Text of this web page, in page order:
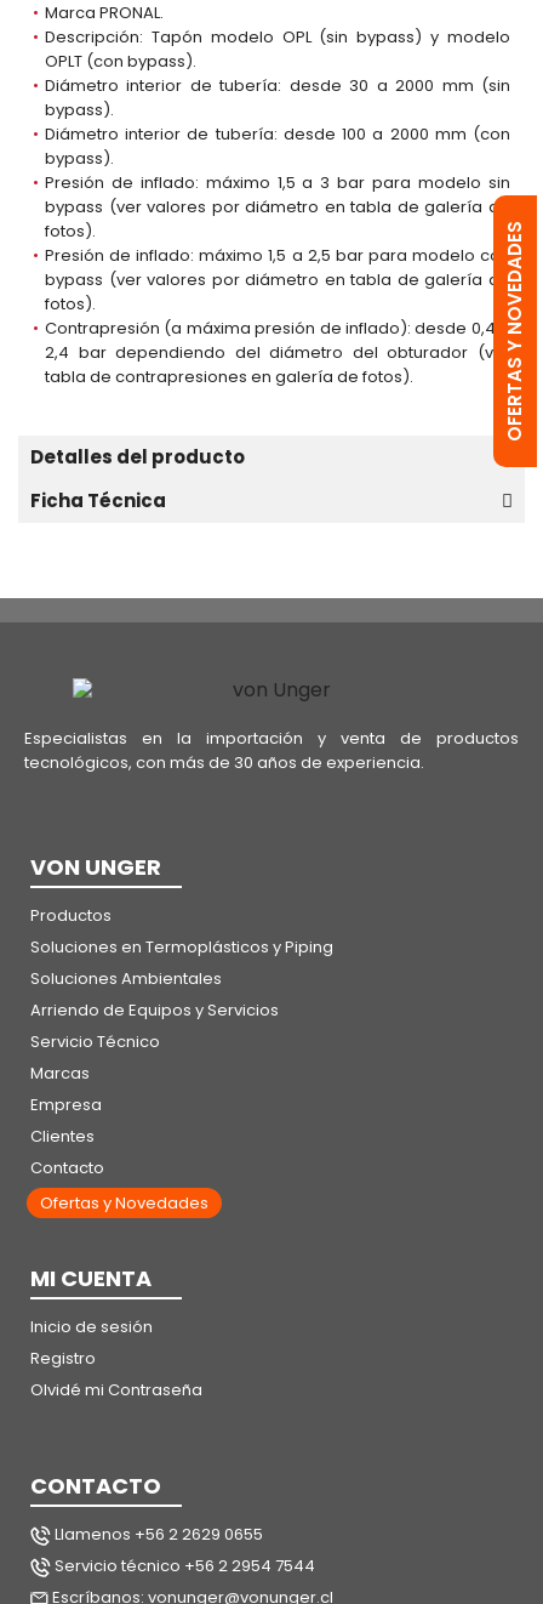
Marca PRONAL.
Descripción: Tapón modelo OPL (sin bypass) y modelo
OPLT (con bypass).
Diámetro interior de tubería: desde 30 a 2000 mm (sin
bypass).
Diámetro interior de tubería: desde 100 a 2000 mm (con
bypass).
Presión de inflado: máximo 1,5 a 3 bar para modelo sin
bypass (ver valores por diámetro en tabla de galería de
fotos).
Presión de inflado: máximo 1,5 a 2,5 bar para modelo con
bypass (ver valores por diámetro en tabla de galería de
fotos).
Contrapresión (a máxima presión de inflado): desde 0,4 a
2,4 bar dependiendo del diámetro del obturador (ver
tabla de contrapresiones en galería de fotos).
Detalles del producto
Ficha Técnica
Especialistas en la importación y venta de productos
tecnológicos, con más de 30 años de experiencia.
OFERTAS Y NOVEDADES
VON UNGER
Productos
Soluciones en Termoplásticos y Piping
Soluciones Ambientales
Arriendo de Equipos y Servicios
Servicio Técnico
Marcas
Empresa
Clientes
Contacto
Ofertas y Novedades
MI CUENTA
Inicio de sesión
Registro
Olvidé mi Contraseña
CONTACTO
Llamenos +56 2 2629 0655
Servicio técnico +56 2 2954 7544
Escríbanos: vonunger@vonunger.cl